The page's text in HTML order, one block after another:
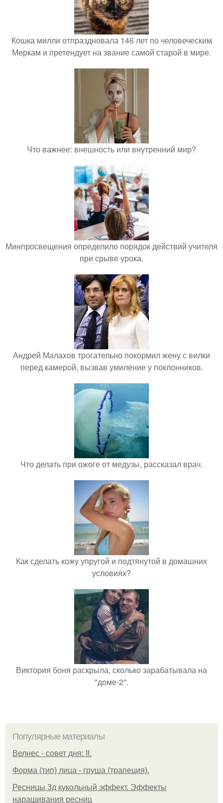
Кошка милли отпраздновала 146 лет по человеческим
Меркам и претендует на звание самой старой в мире.
Что важнее: внешность или внутренний мир?
Минпросвещения определило порядок действий учителя
при срыве урока.
Андрей Малахов трогательно покормил жену с вилки
перед камерой, вызвав умиление у поклонников.
Что делать при ожоге от медузы, рассказал врач.
Как сделать кожу упругой и подтянутой в домашних
условиях?
Виктория боня раскрыла, сколько зарабатывала на
"доме-2".
Популярные материалы
Велнес - совет дня: II.
Форма (тип) лица - груша (трапеция).
Ресницы 3д кукольный эффект. Эффекты
наращивания ресниц